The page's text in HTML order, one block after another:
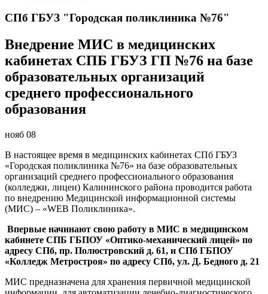
СПб ГБУЗ "Городская поликлиника №76"
Внедрение МИС в медицинских
кабинетах СПБ ГБУЗ ГП №76 на базе
образовательных организаций
среднего профессионального
образования
нояб 08
В настоящее время в медицинских кабинетах СПб ГБУЗ
«Городская поликлиника №76» на базе образовательных
организаций среднего профессионального образования
(колледжи, лицеи) Калининского района проводится работа
по внедрению Медицинской информационной системы
(МИС) – «WEB Поликлиника».
Впервые начинают свою работу в МИС в медицинском
кабинете СПБ ГБПОУ «Оптико-механический лицей» по
адресу СПб, пр. Полюстровский д. 61, и СПб ГБПОУ
«Колледж Метростроя» по адресу СПб, ул. Д. Бедного д. 21
МИС предназначена для хранения первичной медицинской